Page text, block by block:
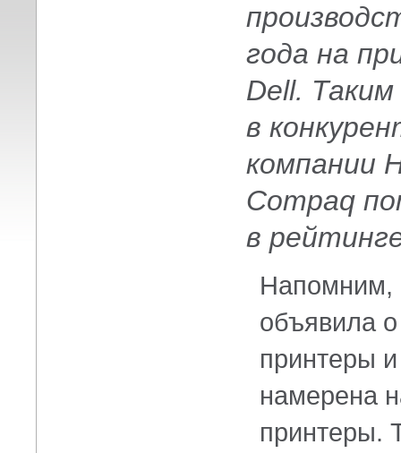
года на
Dell.
в
компании
Compaq
в
Напомним,
объявила
принтеры
намерена
принтеры.